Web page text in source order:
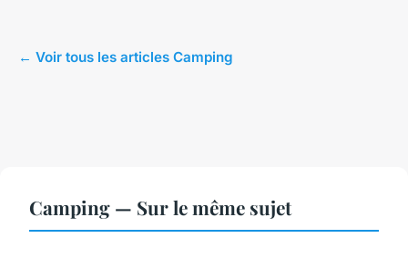
← Voir tous les articles Camping
Camping — Sur le même sujet